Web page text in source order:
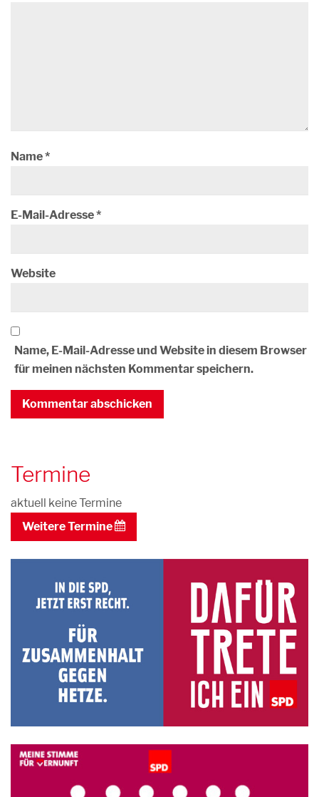
Name*
E-Mail-Adresse*
Website
Name, E-Mail-Adresse und Website in diesem Browser
für meinen nächsten Kommentar speichern.
Termine
aktuell keine Termine
Weitere Termine